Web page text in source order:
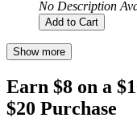
No Description
Add to Cart
Show more
Earn $8 on a
$20 Purchase